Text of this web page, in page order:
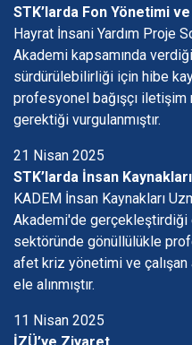
STK’larda Fon Yönetimi
Hayrat İnsani Yardım Proje
Akademi kapsamında
sürdürülebilirliği için hibe
profesyonel bağışçı
gerektiği vurgulanmıştır.
21 Nisan 2025
STK’larda İnsan
KADEM İnsan Kaynakları
Akademi'de
sektöründe gönüllülükle
afet kriz yönetimi ve
ele alınmıştır.
11 Nisan 2025